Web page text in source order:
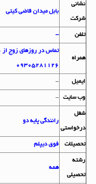
نشاني
شرکت
بابل میدان قاضی کیتی
تلفن
همراه
تماس در روزهای زوج از 10 صبح تا 8 شب
09305281126
ايميل
وب سايت -
شغل
درخواستي
رانندگی پایه دو
تحصيلات فوق دیپلم
رشته
تحصيلي
همه